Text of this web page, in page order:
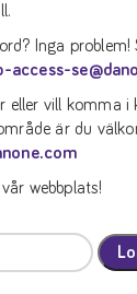
Inga problem!
access-
eller vill komma i
är du
webbplats!